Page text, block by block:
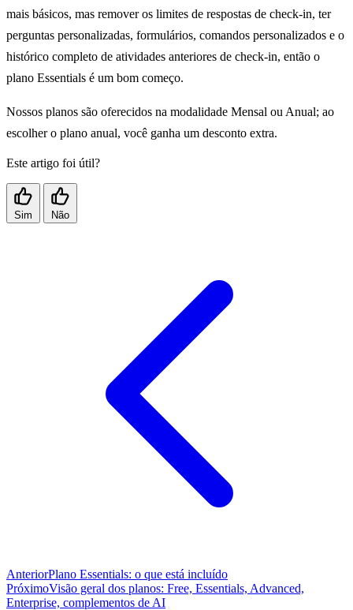
mais básicos, mas remover os limites de respostas de check-in, ter
perguntas personalizadas, formulários, comandos personalizados e o
histórico completo de atividades anteriores de check-in, então o
plano Essentials é um bom começo.
Nossos planos são oferecidos na modalidade Mensal ou Anual; ao
escolher o plano anual, você ganha um desconto extra.
Este artigo foi útil?
Sim Não
AnteriorPlano Essentials: o que está incluído
PróximoVisão geral dos planos: Free, Essentials, Advanced,
Enterprise, complementos de AI